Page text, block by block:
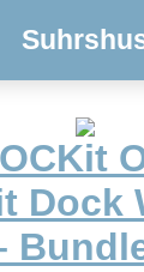
Dock